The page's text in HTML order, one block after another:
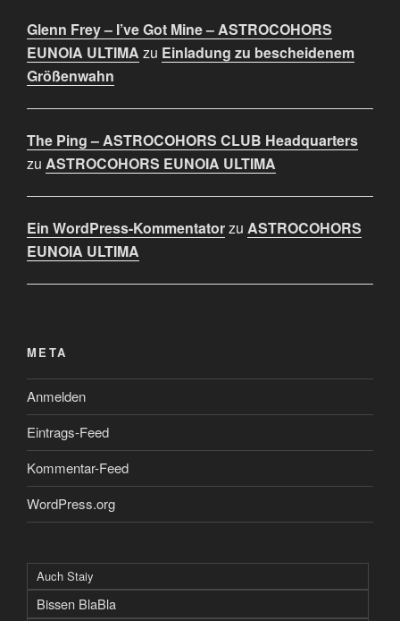
Glenn Frey – I’ve Got Mine – ASTROCOHORS
EUNOIA ULTIMA zu Einladung zu bescheidenem
Größenwahn
The Ping – ASTROCOHORS CLUB Headquarters
zu ASTROCOHORS EUNOIA ULTIMA
Ein WordPress-Kommentatorzu ASTROCOHORS
EUNOIA ULTIMA
META
Anmelden
Eintrags-Feed
Kommentar-Feed
WordPress.org
Auch Staiy
Bissen BlaBla